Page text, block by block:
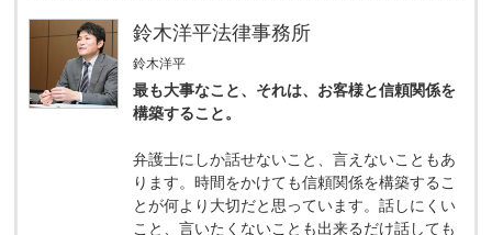
鈴木洋平法律事務所
鈴木洋平
最も大事なこと、それは、お客様と信頼関係を
構築すること。
弁護士にしか話せないこと、言えないこともあ
ります。時間をかけても信頼関係を構築するこ
とが何より大切だと思っています。話しにくい
こと、言いたくないことも出来るだけ話しても